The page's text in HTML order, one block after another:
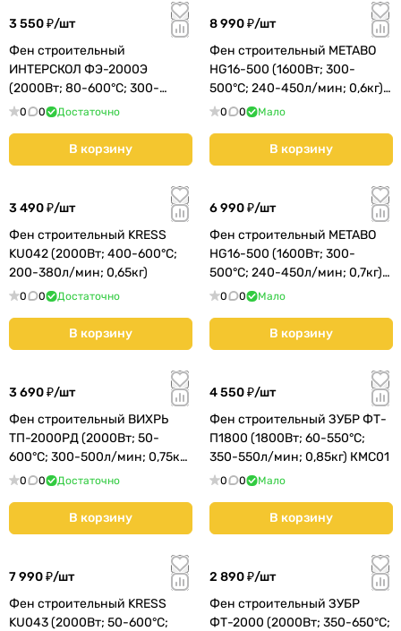
3 550 ₽/шт
Фен строительный
ИНТЕРСКОЛ ФЭ-2000Э
(2000Вт; 80-600°С; 300-
500л/мин; 0,8кг +кейс)
0 0 Достаточно
В корзину
8 990 ₽/шт
Фен строительный METABO
HG16-500 (1600Вт; 300-
500°С; 240-450л/мин; 0,6кг)
(601067000)
0 0 Мало
В корзину
3 490 ₽/шт
Фен строительный KRESS
KU042 (2000Вт; 400-600°С;
200-380л/мин; 0,65кг)
0 0 Достаточно
В корзину
6 990 ₽/шт
Фен строительный METABO
HG16-500 (1600Вт; 300-
500°С; 240-450л/мин; 0,7кг)
(601650000)
0 0 Мало
В корзину
3 690 ₽/шт
Фен строительный ВИХРЬ
ТП-2000РД (2000Вт; 50-
600°С; 300-500л/мин; 0,75кг
+кейс) (72/2/4)
0 0 Достаточно
В корзину
4 550 ₽/шт
Фен строительный ЗУБР ФТ-
П1800 (1800Вт; 60-550°С;
350-550л/мин; 0,85кг) КМС01
0 0 Мало
В корзину
7 990 ₽/шт
Фен строительный KRESS
KU043 (2000Вт; 50-600°С;
2 890 ₽/шт
Фен строительный ЗУБР
ФТ-2000 (2000Вт; 350-650°С;